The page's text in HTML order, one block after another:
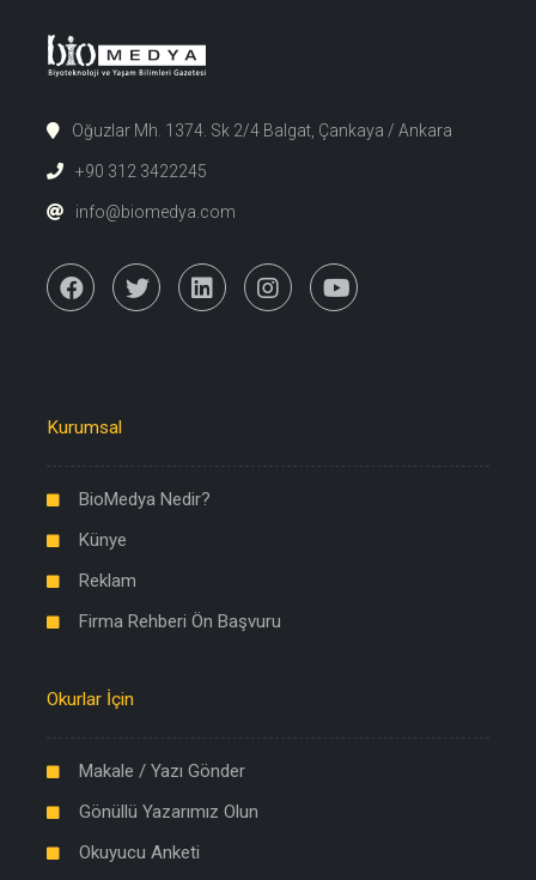
Oğuzlar Mh. 1374. Sk 2/4 Balgat, Çankaya / Ankara
+90 312 3422245
info@biomedya.com
Kurumsal
BioMedya Nedir?
Künye
Reklam
Firma Rehberi Ön Başvuru
Okurlar İçin
Makale / Yazı Gönder
Gönüllü Yazarımız Olun
Okuyucu Anketi